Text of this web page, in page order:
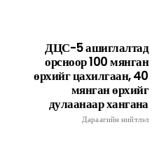
ДЦС-5 ашиглалтад
орсноор 100 мянган
өрхийг цахилгаан, 40
мянган өрхийг
дулаанаар хангана
Дараагийн нийтлэл